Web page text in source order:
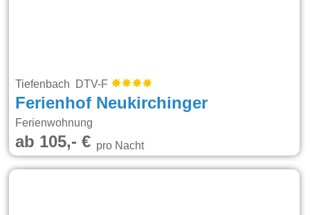
Tiefenbach DTV-F
Ferienhof Neukirchinger
Ferienwohnung
ab 105,- €pro Nacht